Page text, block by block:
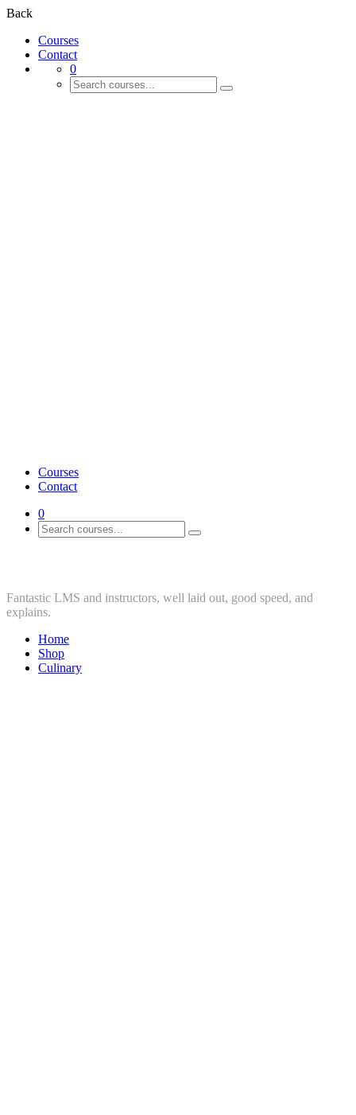
Back
Courses
Contact
0
Courses
Contact
0
Fantastic LMS and instructors, well laid out, good speed, and
explains.
Home
Shop
Culinary